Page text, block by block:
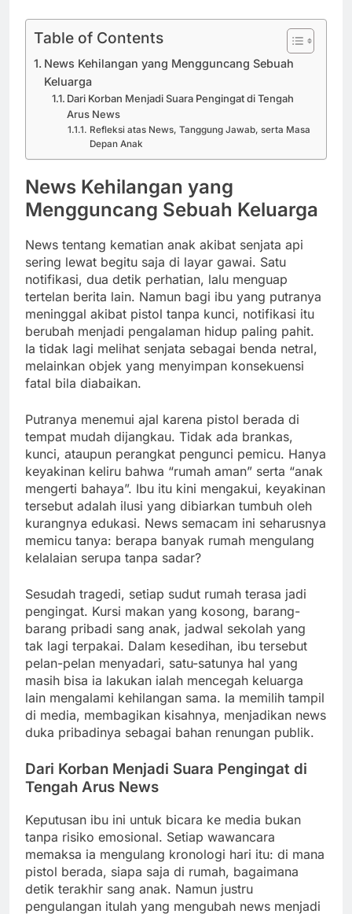
Table of Contents
News Kehilangan yang Mengguncang Sebuah
Keluarga
Dari Korban Menjadi Suara Pengingat di Tengah
Arus News
Refleksi atas News, Tanggung Jawab, serta Masa
Depan Anak
News Kehilangan yang
Mengguncang Sebuah Keluarga
News tentang kematian anak akibat senjata api
sering lewat begitu saja di layar gawai. Satu
notifikasi, dua detik perhatian, lalu menguap
tertelan berita lain. Namun bagi ibu yang putranya
meninggal akibat pistol tanpa kunci, notifikasi itu
berubah menjadi pengalaman hidup paling pahit.
Ia tidak lagi melihat senjata sebagai benda netral,
melainkan objek yang menyimpan konsekuensi
fatal bila diabaikan.
Putranya menemui ajal karena pistol berada di
tempat mudah dijangkau. Tidak ada brankas,
kunci, ataupun perangkat pengunci pemicu. Hanya
keyakinan keliru bahwa “rumah aman” serta “anak
mengerti bahaya”. Ibu itu kini mengakui, keyakinan
tersebut adalah ilusi yang dibiarkan tumbuh oleh
kurangnya edukasi. News semacam ini seharusnya
memicu tanya: berapa banyak rumah mengulang
kelalaian serupa tanpa sadar?
Sesudah tragedi, setiap sudut rumah terasa jadi
pengingat. Kursi makan yang kosong, barang-
barang pribadi sang anak, jadwal sekolah yang
tak lagi terpakai. Dalam kesedihan, ibu tersebut
pelan-pelan menyadari, satu-satunya hal yang
masih bisa ia lakukan ialah mencegah keluarga
lain mengalami kehilangan sama. Ia memilih tampil
di media, membagikan kisahnya, menjadikan news
duka pribadinya sebagai bahan renungan publik.
Dari Korban Menjadi Suara Pengingat di
Tengah Arus News
Keputusan ibu ini untuk bicara ke media bukan
tanpa risiko emosional. Setiap wawancara
memaksa ia mengulang kronologi hari itu: di mana
pistol berada, siapa saja di rumah, bagaimana
detik terakhir sang anak. Namun justru
pengulangan itulah yang mengubah news menjadi